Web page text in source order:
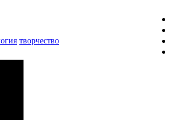
творчество